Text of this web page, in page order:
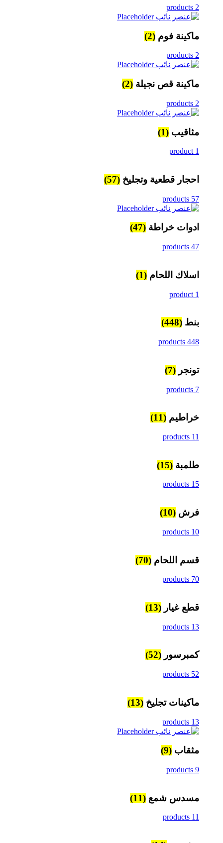
2 products
ماكينة فوم (2)
2 products
ماكينة قص نجيلة (2)
2 products
مثاقيب (1)
1 product
احجار قطعية وتجليخ (57)
57 products
ادوات خراطة (47)
47 products
اسلاك اللحام (1)
1 product
بنط (448)
448 products
تونجر (7)
7 products
خراطيم (11)
11 products
طلمبة (15)
15 products
فرش (10)
10 products
قسم اللحام (70)
70 products
قطع غيار (13)
13 products
كمبرسور (52)
52 products
ماكينات تجليخ (13)
13 products
مثقاب (9)
9 products
مسدس شمع (11)
11 products